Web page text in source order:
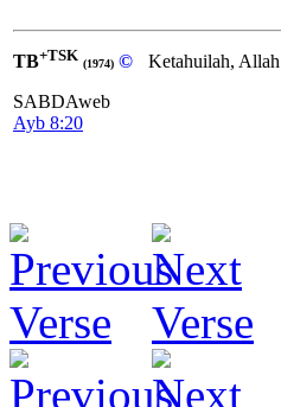
TB+TSK (1974) ©
SABDAweb
Ayb 8:20
Ketahuilah, Allah